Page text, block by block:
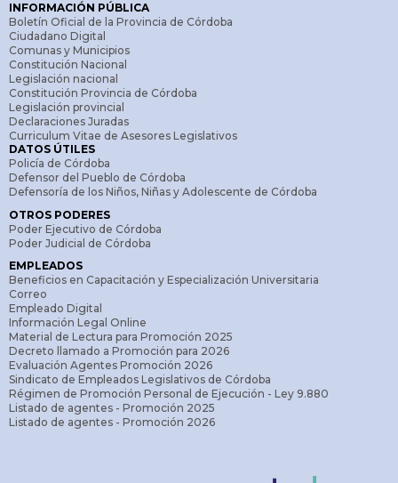
INFORMACIÓN PÚBLICA
Boletín Oficial de la Provincia de Córdoba
Ciudadano Digital
Comunas y Municipios
Constitución Nacional
Legislación nacional
Constitución Provincia de Córdoba
Legislación provincial
Declaraciones Juradas
Curriculum Vitae de Asesores Legislativos
DATOS ÚTILES
Policía de Córdoba
Defensor del Pueblo de Córdoba
Defensoría de los Niños, Niñas y Adolescente de Córdoba
OTROS PODERES
Poder Ejecutivo de Córdoba
Poder Judicial de Córdoba
EMPLEADOS
Beneficios en Capacitación y Especialización Universitaria
Correo
Empleado Digital
Información Legal Online
Material de Lectura para Promoción 2025
Decreto llamado a Promoción para 2026
Evaluación Agentes Promoción 2026
Sindicato de Empleados Legislativos de Córdoba
Régimen de Promoción Personal de Ejecución - Ley 9.880
Listado de agentes - Promoción 2025
Listado de agentes - Promoción 2026